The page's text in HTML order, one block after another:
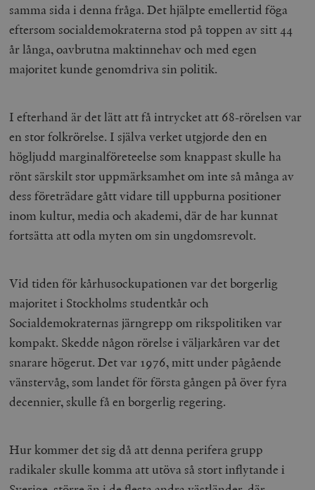
samma sida i denna fråga. Det hjälpte emellertid föga
eftersom socialdemokraterna stod på toppen av sitt 44
år långa, oavbrutna maktinnehav och med egen
majoritet kunde genomdriva sin politik.
I efterhand är det lätt att få intrycket att 68-rörelsen var
en stor folkrörelse. I själva verket utgjorde den en
högljudd marginalföreteelse som knappast skulle ha
rönt särskilt stor uppmärksamhet om inte så många av
dess företrädare gått vidare till uppburna positioner
inom kultur, media och akademi, där de har kunnat
fortsätta att odla myten om sin ungdomsrevolt.
Vid tiden för kårhusockupationen var det borgerlig
majoritet i Stockholms studentkår och
Socialdemokraternas järngrepp om rikspolitiken var
kompakt. Skedde någon rörelse i väljarkåren var det
snarare högerut. Det var 1976, mitt under pågående
vänstervåg, som landet för första gången på över fyra
decennier, skulle få en borgerlig regering.
Hur kommer det sig då att denna perifera grupp
radikaler skulle komma att utöva så stort inflytande i